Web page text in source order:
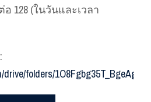
อ 128 (ในวันและเวลา
folders/